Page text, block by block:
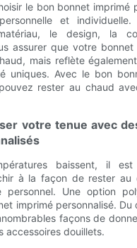
le bon bonnet imprimé
et individuelle.
le design, la
assurer que votre
mais reflète
uniques. Avec le bon
rester au chaud
votre tenue avec
baissent, il
à la façon de rester au
personnel. Une option
imprimé personnalisé. Du
façons de
accessoires douillets.